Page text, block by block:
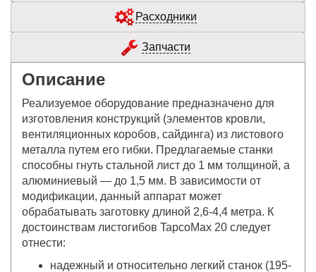
Расходники
Запчасти
Описание
Реализуемое оборудование предназначено для
изготовления конструкций (элементов кровли,
вентиляционных коробов, сайдинга) из листового
металла путем его гибки. Предлагаемые станки
способны гнуть стальной лист до 1 мм толщиной, а
алюминиевый — до 1,5 мм. В зависимости от
модификации, данный аппарат может
обрабатывать заготовку длиной 2,6-4,4 метра. К
достоинствам листогибов TapcoMax 20 следует
отнести:
надежный и относительно легкий станок (195-